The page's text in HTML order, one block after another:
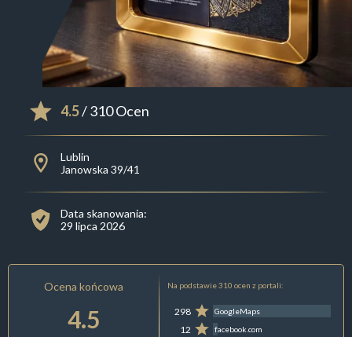
4.5/ 310 Ocen
Lublin
Janowska 39/41
Data skanowania:
29 lipca 2026
Ocena końcowa
4.5
Na podstawie 310 ocen z portali:
298 GoogleMaps
12 facebook.com